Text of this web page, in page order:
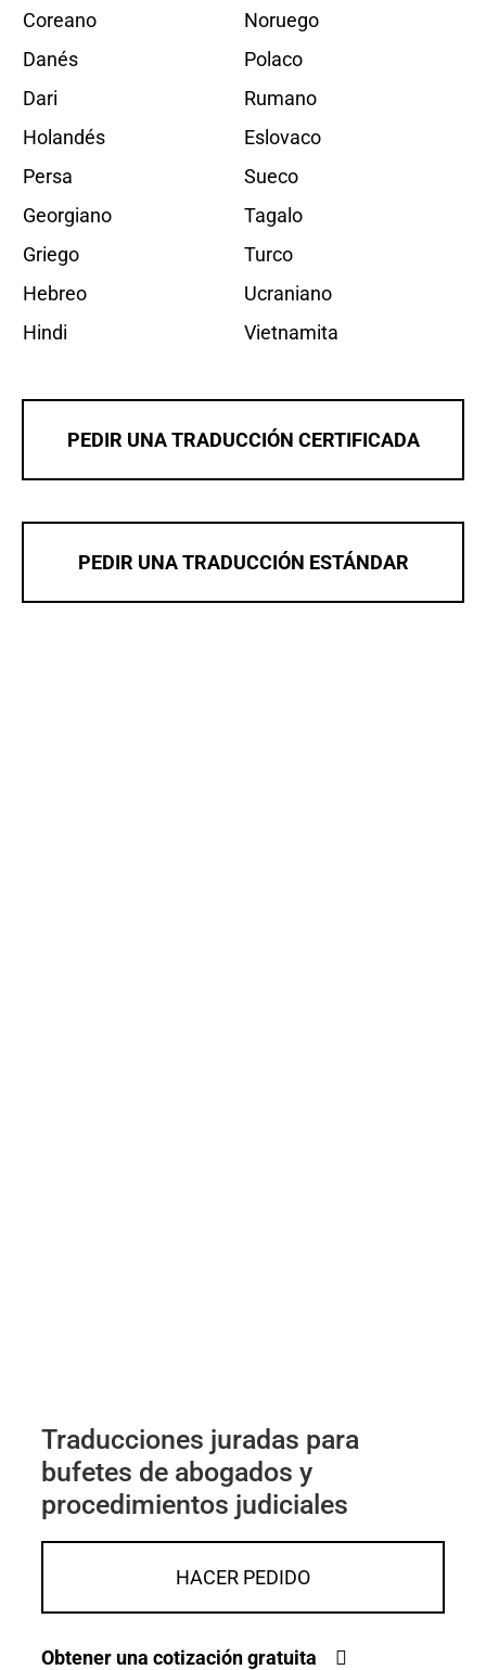
Coreano
Danés
Dari
Holandés
Persa
Georgiano
Griego
Hebreo
Hindi
Noruego
Polaco
Rumano
Eslovaco
Sueco
Tagalo
Turco
Ucraniano
Vietnamita
PEDIR UNA TRADUCCIÓN CERTIFICADA
PEDIR UNA TRADUCCIÓN ESTÁNDAR
Traducciones juradas para
bufetes de abogados y
procedimientos judiciales
HACER PEDIDO
Obtener una cotización gratuita